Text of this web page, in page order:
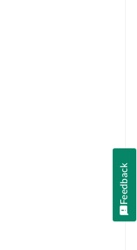
Feedback